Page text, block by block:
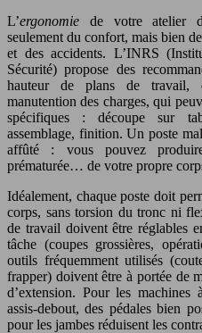
L’ergonomie de votre atelier
seulement du confort, mais bien
et des accidents. L’INRS
Sécurité) propose des
hauteur de plans de travail,
manutention des charges, qui
spécifiques : découpe sur
assemblage, finition. Un poste
affûté : vous pouvez
prématurée… de votre propre
Idéalement, chaque poste doit
corps, sans torsion du tronc ni
de travail doivent être réglables
tâche (coupes grossières,
outils fréquemment utilisés
frapper) doivent être à portée de
d’extension. Pour les machines
assis-debout, des pédales bien
pour les jambes réduisent les